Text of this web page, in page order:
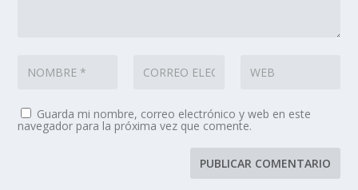
Guarda mi nombre, correo electrónico y web en este
navegador para la próxima vez que comente.